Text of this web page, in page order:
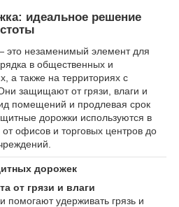
идеальное решение
это незаменимый элемент для
в общественных и
а также на территориях с
защищают от грязи, влаги и
помещений и продлевая срок
дорожки используются в
офисов и торговых центров до
дорожек
от грязи и влаги
помогают удерживать грязь и